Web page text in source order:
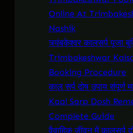
Online At
Nashik
त्र्यंबकेश्वर कालसर्प पूजा
Trimbakeshwar
Booking Procedure
काल सर्प दोष उपाय संपूर्ण
Kaal Sarp Dosh
Complete Guide
वैवाहिक जीवन में कालसर्प